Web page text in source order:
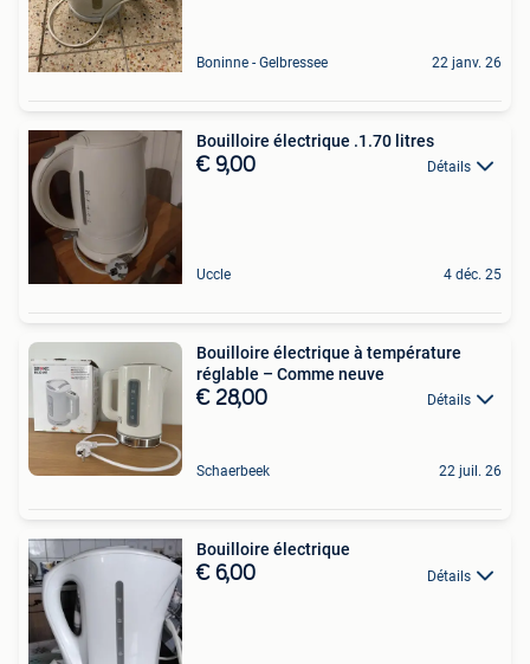
Boninne - Gelbressee 22 janv. 26
Bouilloire électrique .1.70 litres
€ 9,00 Détails
Uccle 4 déc. 25
Bouilloire électrique à température
réglable – Comme neuve
€ 28,00 Détails
Schaerbeek 22 juil. 26
Bouilloire électrique
€ 6,00 Détails